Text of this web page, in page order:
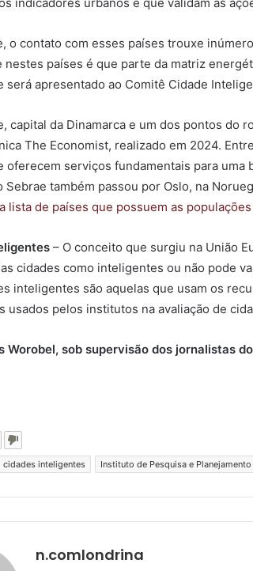
o contato com esses países trouxe
nestes países é que parte da matriz
será apresentado ao Comitê Cidade
capital da Dinamarca e um dos pontos do
The Economist, realizado em 2024.
oferecem serviços fundamentais para uma
Sebrae também passou por Oslo, na
a lista de países que possuem as
– O conceito que surgiu na União
cidades como inteligentes ou não pode
inteligentes são aquelas que usam os
usados pelos institutos na avaliação de
Worobel, sob supervisão dos jornalistas
cidades inteligentes Instituto de Pesquisa e
n.comlondrina